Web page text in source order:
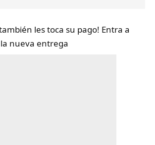
les toca su pago! Entra a
nueva entrega